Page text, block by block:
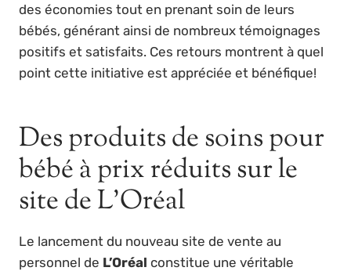
des économies tout en prenant soin de leurs
bébés, générant ainsi de nombreux témoignages
positifs et satisfaits. Ces retours montrent à quel
point cette initiative est appréciée et bénéfique!
Des produits de soins pour
bébé à prix réduits sur le
site de L’Oréal
Le lancement du nouveau site de vente au
personnel de L’Oréal constitue une véritable